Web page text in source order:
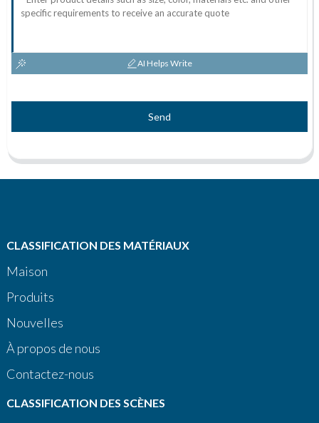
AI Helps Write
Send
CLASSIFICATION DES MATÉRIAUX
Maison
Produits
Nouvelles
À propos de nous
Contactez-nous
CLASSIFICATION DES SCÈNES